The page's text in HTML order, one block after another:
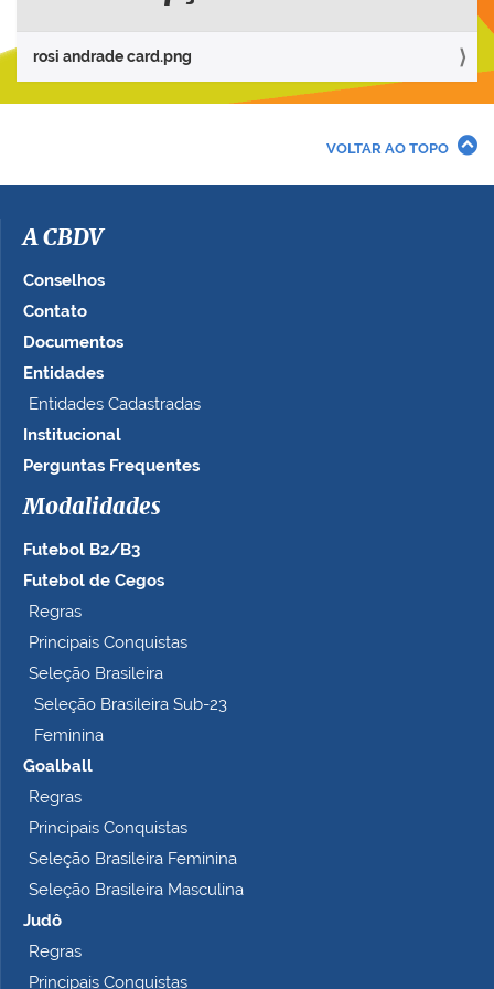
i
a
e
o
t
a
n
o
o
m
e
t
rosi andrade card.png
VOLTAR AO TOPO
A CBDV
Conselhos
Contato
Documentos
Entidades
Entidades Cadastradas
Institucional
Perguntas Frequentes
Modalidades
Futebol B2/B3
Futebol de Cegos
Regras
Principais Conquistas
Seleção Brasileira
Seleção Brasileira Sub-23
Feminina
Goalball
Regras
Principais Conquistas
Seleção Brasileira Feminina
Seleção Brasileira Masculina
Judô
Regras
Principais Conquistas